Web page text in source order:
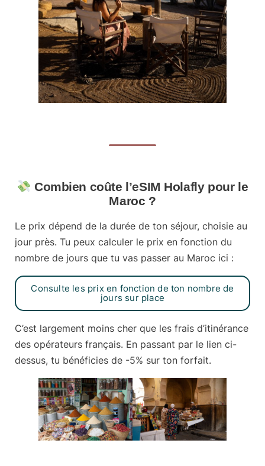
Combien coûte l’eSIM Holafly pour le
Maroc ?
Le prix dépend de la durée de ton séjour, choisie au
jour près. Tu peux calculer le prix en fonction du
nombre de jours que tu vas passer au Maroc ici :
Consulte les prix en fonction de ton nombre de
jours sur place
C’est largement moins cher que les frais d’itinérance
des opérateurs français. En passant par le lien ci-
dessus, tu bénéficies de -5% sur ton forfait.